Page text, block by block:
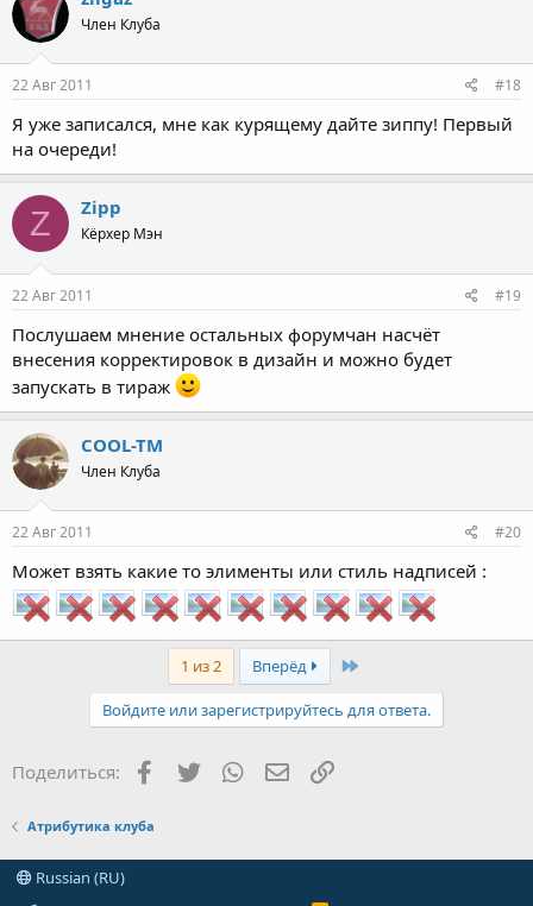
Член Клуба
22 Авг 2011 #18
Я уже записался, мне как курящему дайте зиппу! Первый
на очереди!
Z Zipp
Кёрхер Мэн
22 Авг 2011 #19
Послушаем мнение остальных форумчан насчёт
внесения корректировок в дизайн и можно будет
запускать в тираж
COOL-TM
Член Клуба
22 Авг 2011 #20
Может взять какие то элименты или стиль надписей :
1 из 2 Вперёд Last
Войдите или зарегистрируйтесь для ответа.
Поделиться: Facebook
TwitterWhatsAppЭлектронная почта
Ссылка
Атрибутика клуба
Russian (RU)